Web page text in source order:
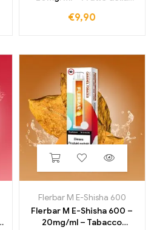
€9,90
Flerbar M E-Shisha 600
Flerbar M E-Shisha 600 –
20mg/ml – Tabacco